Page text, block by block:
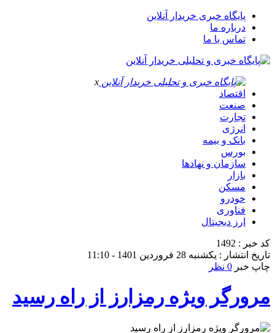
پایگاه خبری خریدار آنلاین
درباره ما
تماس با ما
x
اقتصاد
صنعت
تجارت
انرژی
بانک و بیمه
بورس
سازمان و نهادها
بازار
مسکن
خودرو
فناوری
ارز دیجیتال
کد خبر : 1492
تاریخ انتشار : یکشنبه 28 فروردین 1401 - 11:10
چاپ خبر 0 نظر
مرورگر ویژه رمزارز از راه رسید